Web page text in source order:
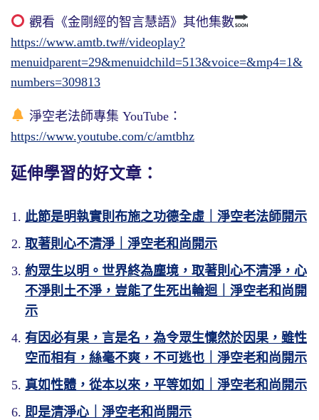
觀看《金剛經的智言慧語》其他集數
https://www.amtb.tw#/videoplay?
menuidparent=29&menuidchild=513&voice=&mp4=1&
numbers=309813
淨空老法師專集 YouTube：
https://www.youtube.com/c/amtbhz
延伸學習的好文章：
此節是明執實則布施之功德全虛｜淨空老法師開示
取著則心不清淨｜淨空老和尚開示
約眾生以明。世界終為塵境，取著則心不清淨，心
不淨則土不淨，豈能了生死出輪迴｜淨空老和尚開
示
有因必有果，言是名，為令眾生懍然於因果，雖性
空而相有，絲毫不爽，不可逃也｜淨空老和尚開示
真如性體，從本以來，平等如如｜淨空老和尚開示
即是清淨心｜淨空老和尚開示